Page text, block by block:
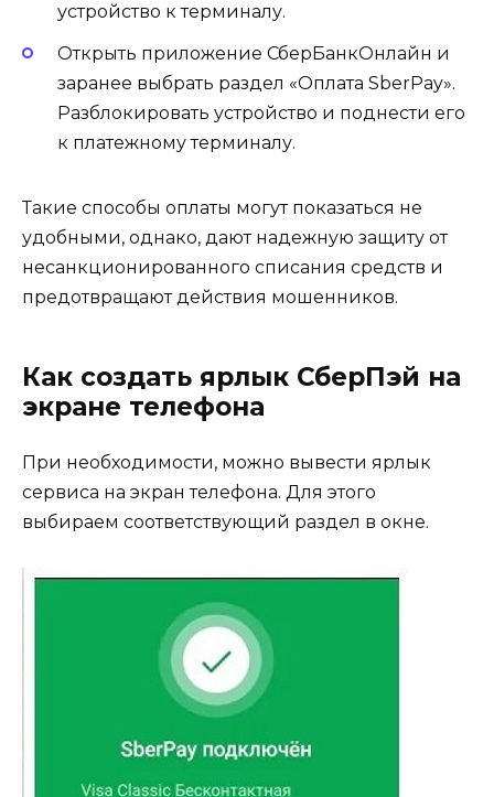
устройство к терминалу.
Открыть приложение СберБанкОнлайн и
заранее выбрать раздел «Оплата SberPay».
Разблокировать устройство и поднести его
к платежному терминалу.
Такие способы оплаты могут показаться не
удобными, однако, дают надежную защиту от
несанкционированного списания средств и
предотвращают действия мошенников.
Как создать ярлык СберПэй на
экране телефона
При необходимости, можно вывести ярлык
сервиса на экран телефона. Для этого
выбираем соответствующий раздел в окне.